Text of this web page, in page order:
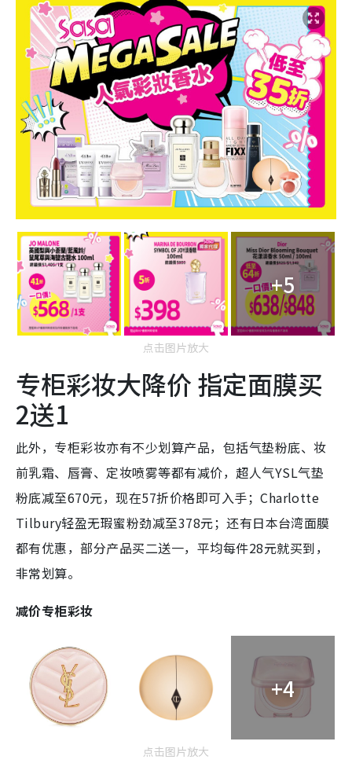
+5
点击图片放大
专柜彩妆大降价 指定面膜买
2送1
此外，专柜彩妆亦有不少划算产品，包括气垫粉底、妆
前乳霜、唇膏、定妆喷雾等都有减价，超人气YSL气垫
粉底减至670元，现在57折价格即可入手；Charlotte
Tilbury轻盈无瑕蜜粉劲减至378元；还有日本台湾面膜
都有优惠，部分产品买二送一，平均每件28元就买到，
非常划算。
减价专柜彩妆
+4
点击图片放大